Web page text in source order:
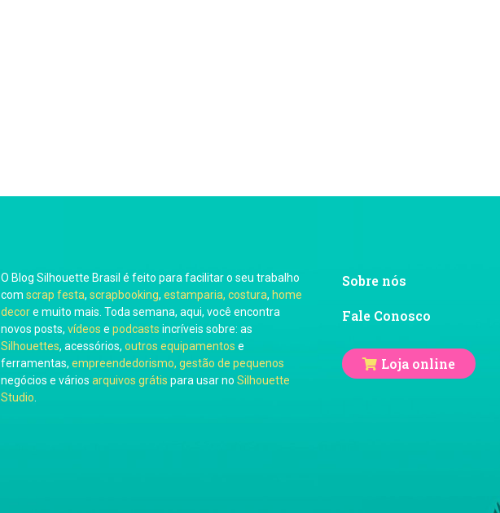
O Blog Silhouette Brasil é feito para facilitar o seu trabalho
com scrap festa, scrapbooking, estamparia, costura, home
decore muito mais. Toda semana, aqui, você encontra
novos posts, vídeos e podcasts incríveis sobre: as
Silhouettes, acessórios, outros equipamentos e
ferramentas, empreendedorismo, gestão de pequenos
negócios e vários arquivos grátis para usar no Silhouette
Studio
Sobre nós
Fale Conosco
Loja online